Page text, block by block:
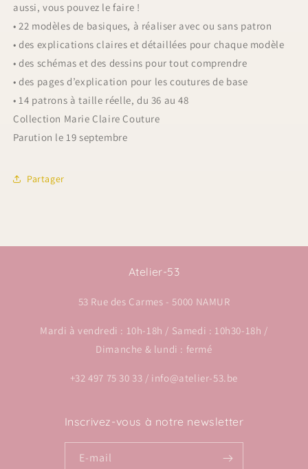
aussi, vous pouvez le faire !
• 22 modèles de basiques, à réaliser avec ou sans patron
• des explications claires et détaillées pour chaque modèle
• des schémas et des dessins pour tout comprendre
• des pages d’explication pour les coutures de base
• 14 patrons à taille réelle, du 36 au 48
Collection Marie Claire Couture
Parution le 19 septembre
Partager
Atelier-53
53 Rue des Carmes - 5000 NAMUR
Mardi à vendredi : 10h-18h / Samedi : 10h30-18h /
Dimanche & lundi : fermé
+32 497 75 30 33 / info@atelier-53.be
Inscrivez-vous à notre newsletter
E-mail